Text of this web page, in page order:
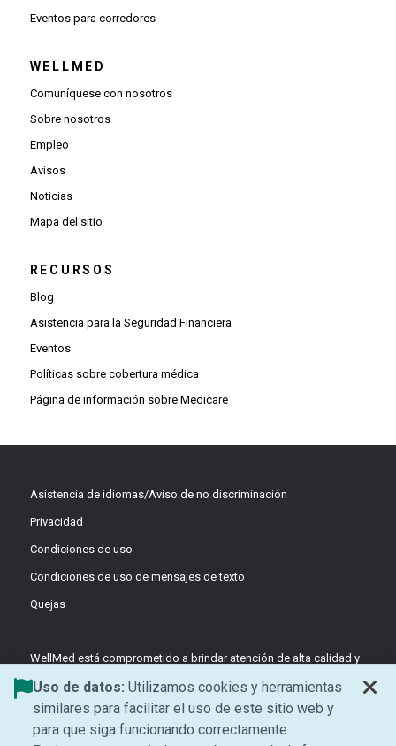
Eventos para corredores
WELLMED
Comuníquese con nosotros
Sobre nosotros
Empleo
Avisos
Noticias
Mapa del sitio
RECURSOS
Blog
Asistencia para la Seguridad Financiera
Eventos
Políticas sobre cobertura médica
Página de información sobre Medicare
Asistencia de idiomas/Aviso de no discriminación
Privacidad
Condiciones de uso
Condiciones de uso de mensajes de texto
Quejas
WellMed está comprometido a brindar atención de alta calidad y
basada en el valor a través de equipos coordinados y liderados
por médicos, enfocados en la prevención y el apoyo centrado en
el paciente.
Uso de datos: Utilizamos cookies y herramientas
similares para facilitar el uso de este sitio web y
para que siga funcionando correctamente.